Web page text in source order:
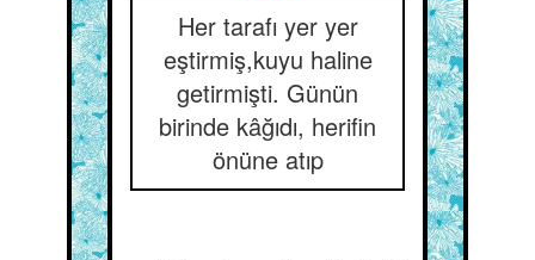
Her tarafı yer yer
eştirmiş,kuyu haline
getirmişti. Günün
birinde kâğıdı, herifin
önüne atıp